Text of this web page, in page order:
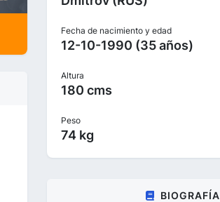
Fecha de nacimiento y edad
12-10-1990 (35 años)
Altura
180 cms
Peso
74 kg
BIOGRAFÍA